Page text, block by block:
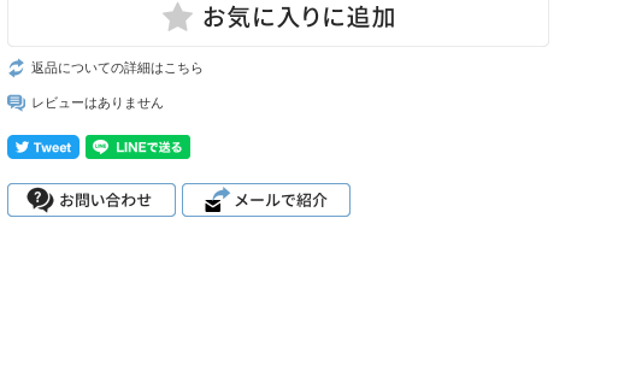
返品についての詳細はこちら
レビューはありません